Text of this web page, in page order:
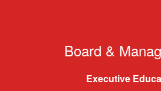
Board &
Executive